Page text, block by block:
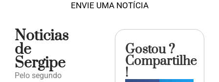
ENVIE UMA NOTÍCIA
Noticias
de
Sergipe
Pelo segundo
Gostou ?
Compartilhe
!